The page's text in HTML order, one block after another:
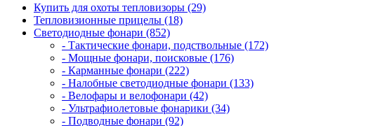
Купить для охоты тепловизоры (29)
Тепловизионные прицелы (18)
Светодиодные фонари (852)
- Тактические фонари, подствольные (172)
- Мощные фонари, поисковые (176)
- Карманные фонари (222)
- Налобные светодиодные фонари (133)
- Велофары и велофонари (42)
- Ультрафиолетовые фонарики (34)
- Подводные фонари (92)